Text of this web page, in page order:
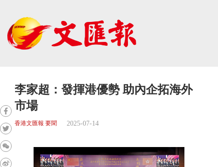
李家超：發揮港優勢 助內企拓海外
市場
香港文匯報 要聞 2025-07-14